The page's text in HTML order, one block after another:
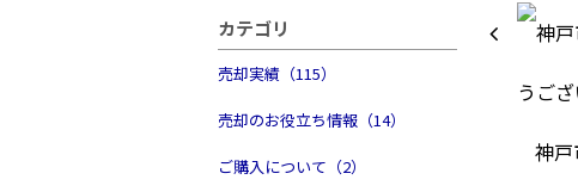
カテゴリ
売却実績（115）
売却のお役立ち情報（14）
ご購入について（2）
神